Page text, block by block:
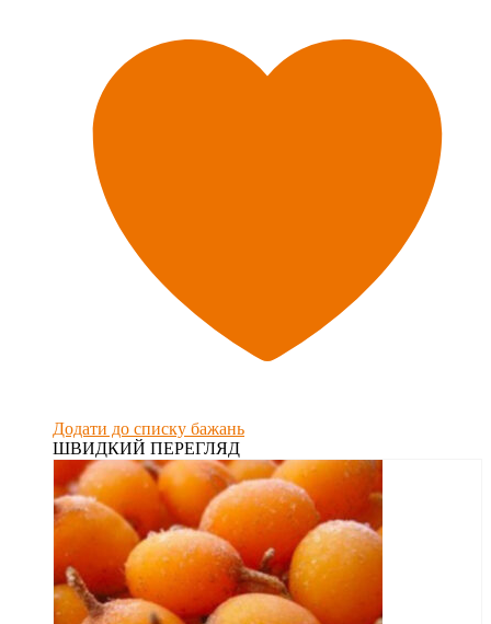
Додати до списку бажань
ШВИДКИЙ ПЕРЕГЛЯД